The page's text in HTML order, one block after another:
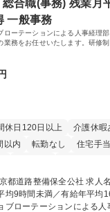
総合職(事務) 残業月
一般事務
ローテーションによる人事経理
務をお任せいたします。研修制
休日120日以上
介護休暇
以内
転勤なし 住宅手
手当あり 食事補助あり
全公社 求人名 【都庁グループ】総
未満／有給年平均16日取得 仕
ブローテーションによる人